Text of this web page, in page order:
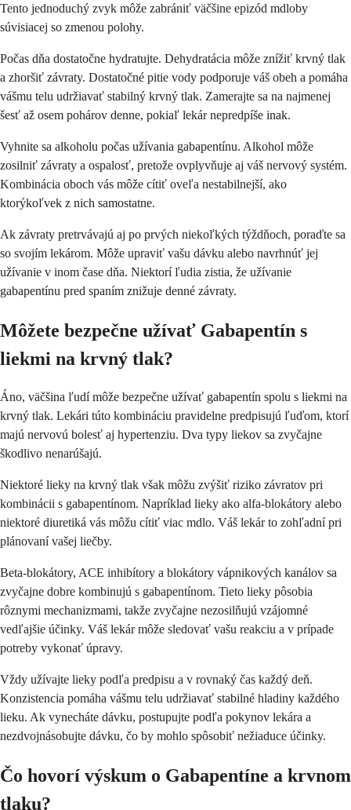
Tento jednoduchý zvyk môže zabrániť väčšine epizód mdloby
súvisiacej so zmenou polohy.
Počas dňa dostatočne hydratujte. Dehydratácia môže znížiť krvný tlak
a zhoršiť závraty. Dostatočné pitie vody podporuje váš obeh a pomáha
vášmu telu udržiavať stabilný krvný tlak. Zamerajte sa na najmenej
šesť až osem pohárov denne, pokiaľ lekár nepredpíše inak.
Vyhnite sa alkoholu počas užívania gabapentínu. Alkohol môže
zosilniť závraty a ospalosť, pretože ovplyvňuje aj váš nervový systém.
Kombinácia oboch vás môže cítiť oveľa nestabilnejší, ako
ktorýkoľvek z nich samostatne.
Ak závraty pretrvávajú aj po prvých niekoľkých týždňoch, poraďte sa
so svojím lekárom. Môže upraviť vašu dávku alebo navrhnúť jej
užívanie v inom čase dňa. Niektorí ľudia zistia, že užívanie
gabapentínu pred spaním znižuje denné závraty.
Môžete bezpečne užívať Gabapentín s
liekmi na krvný tlak?
Áno, väčšina ľudí môže bezpečne užívať gabapentín spolu s liekmi na
krvný tlak. Lekári túto kombináciu pravidelne predpisujú ľuďom, ktorí
majú nervovú bolesť aj hypertenziu. Dva typy liekov sa zvyčajne
škodlivo nenarúšajú.
Niektoré lieky na krvný tlak však môžu zvýšiť riziko závratov pri
kombinácii s gabapentínom. Napríklad lieky ako alfa-blokátory alebo
niektoré diuretiká vás môžu cítiť viac mdlo. Váš lekár to zohľadní pri
plánovaní vašej liečby.
Beta-blokátory, ACE inhibítory a blokátory vápnikových kanálov sa
zvyčajne dobre kombinujú s gabapentínom. Tieto lieky pôsobia
rôznymi mechanizmami, takže zvyčajne nezosilňujú vzájomné
vedľajšie účinky. Váš lekár môže sledovať vašu reakciu a v prípade
potreby vykonať úpravy.
Vždy užívajte lieky podľa predpisu a v rovnaký čas každý deň.
Konzistencia pomáha vášmu telu udržiavať stabilné hladiny každého
lieku. Ak vynecháte dávku, postupujte podľa pokynov lekára a
nezdvojnásobujte dávku, čo by mohlo spôsobiť nežiaduce účinky.
Čo hovorí výskum o Gabapentíne a krvnom
tlaku?